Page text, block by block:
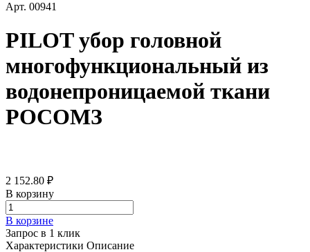
Арт. 00941
PILOT убор головной
многофункциональный из
водонепроницаемой ткани
РОСОМЗ
2 152.80 ₽
В корзину
В корзине
Запрос в 1 клик
Характеристики Описание